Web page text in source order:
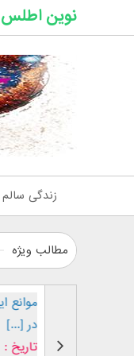
نوین اطلس
زندگی سالم
مطالب ویژه